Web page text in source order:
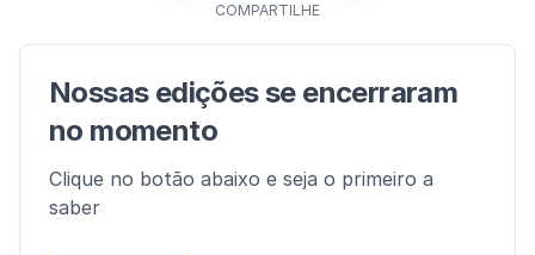
COMPARTILHE
Nossas edições se encerraram
no momento
Clique no botão abaixo e seja o primeiro a
saber